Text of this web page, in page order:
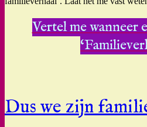
Vertel me wanneer
Dus we zijn